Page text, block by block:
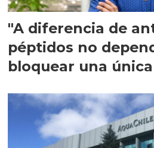
"A diferencia de
péptidos no
bloquear una